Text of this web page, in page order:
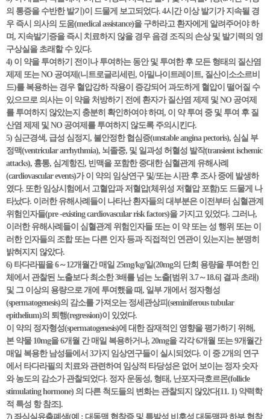
의 통증을 수반한 발기)이 드물게 보고되었다. 4시간 이상 발기가 지속될 경
우 즉시 의사의 도움(medical assistance)을 구하라고 환자에게 알려주어야 하
며, 지속발기증을 즉시 치료하지 않을 경우 음경 조직의 손상 및 발기력의 영
구상실을 초래할 수 있다.
4) 이 약을 투여하기 전이나 투여하는 동안 및 투여한 후 모든 형태의 질산염
제제 또는 NO 공여제(니트로글리세린, 아밀나이트레이트, 질산이소소르비
드)를 복용하는 경우 혈압강하 작용이 증강되어 과도하게 혈압이 떨어질 수
있으므로 의사는 이 약을 처방하기 전에 환자가 질산염 제제 및 NO 공여제
를 투여하지 않았는지 충분히 확인하여야 하며, 이 약 투여 중 및 투여 후 질
산염 제제 및 NO 공여제를 투여하지 않도록 주의시킨다.
5) 심근경색, 급성 심정지, 불안정한 협심증(unstable angina pectoris), 심실 부
정맥(ventricular arrhythmia), 뇌졸중, 및 일과성 허혈성 발작(transient ischemic
attacks), 흉통, 심계항진, 빈맥을 포함한 중대한 심혈관계 유해사례
(cardiovascular events)가 이 약의 임상연구 및/또는 시판 후 조사 중에 발생하
였다. 또한 임상시험에서 고혈압과 저혈압(체위성 저혈압 포함)도 드물게 나
타났다. 이러한 유해사례들이 나타난 환자들의 대부분은 이전부터 심혈관계
위험인자들(pre -existing cardiovascular risk factors)을 가지고 있었다. 그러나,
이러한 유해사례들이 심혈관계 위험인자들 또는 이 약 또는 성 행위 또는 이
러한 인자들의 조합 또는 다른 인자 등과 직접적인 연관이 있는지는 분명히
밝혀지지 않았다.
6) 타다라필을 6～12개월간 매일 25mg/kg/일(20mg의 단회 용량을 투여한 인
체에서 관찰된 노출보다 최소한 3배를 넘는 노출[범위 3.7～18.6] 결과 초래)
및 그 이상의 용량으로 개에 투여했을 때, 일부 개에서 정자형성
(spermatogenesis)의 감소를 가져오는 정세관상피(seminiferous tubular
epithelium)의 퇴행(regression)이 있었다.
이 약의 정자형성(spermatogenesis)에 대한 잠재적인 영향을 평가하기 위해,
본 약물 10mg을 6개월 간 매일 복용하거나, 20mg을 각각 6개월 또는 9개월간
매일 복용한 남성들에서 3가지 임상연구들이 실시되었다. 이 중 2개의 연구
에서 타다라필의 치료와 관련하여 임상적 타당성은 없어 보이는 정자 숫자
와 농도의 감소가 관찰되었다. 정자 운동성, 형태, 난포자극호르몬(follicle
stimulating hormone) 의 다른 척도들의 변화는 관찰되지 않았다[11. 1) 약력학
적 특성 항 참조].
7) 좌심실유출폐색(예 : 대동맥 협착증 및 특발성 비후성 대동맥판 하부 협착